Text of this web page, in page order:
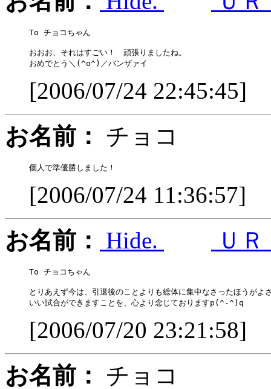
To チョコちゃん
おおお、それはすごい！　頑張りましたね。
[2006/07/24 22:45:45]
お名前：
チョコ
[2006/07/24 11:36:57]
お名前：
Hide. Ｕ
To チョコちゃん
とりあえず今は、引退後のことよりも総体に集中なさったほうがよ
[2006/07/20 23:21:58]
お名前：
チョコ